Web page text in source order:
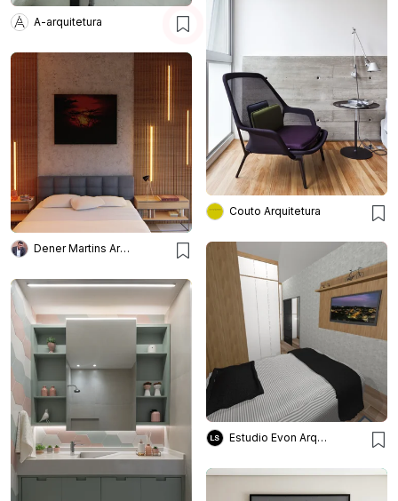
A-arquitetura
Couto Arquitetura
Dener Martins Arquitetura
Estudio Evon Arquitetura